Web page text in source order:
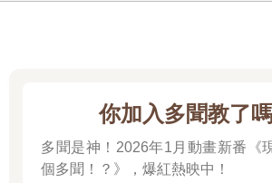
你加入多聞教了
多聞是神！2026年1月動畫新番《
個多聞！？》，爆紅熱映中！